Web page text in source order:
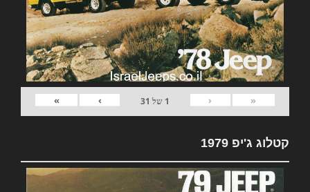
«
‹
1 של 31
›
»
קטלוג ג'יפ 1979